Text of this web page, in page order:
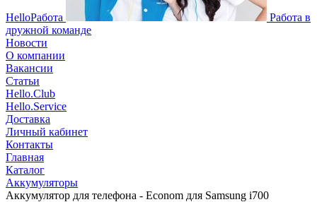
HelloРабота
Работа в
дружной команде
Новости
О компании
Вакансии
Статьи
Hello.Club
Hello.Service
Доставка
Личный кабинет
Контакты
Главная
Каталог
Аккумуляторы
Аккумулятор для телефона - Econom для Samsung i700